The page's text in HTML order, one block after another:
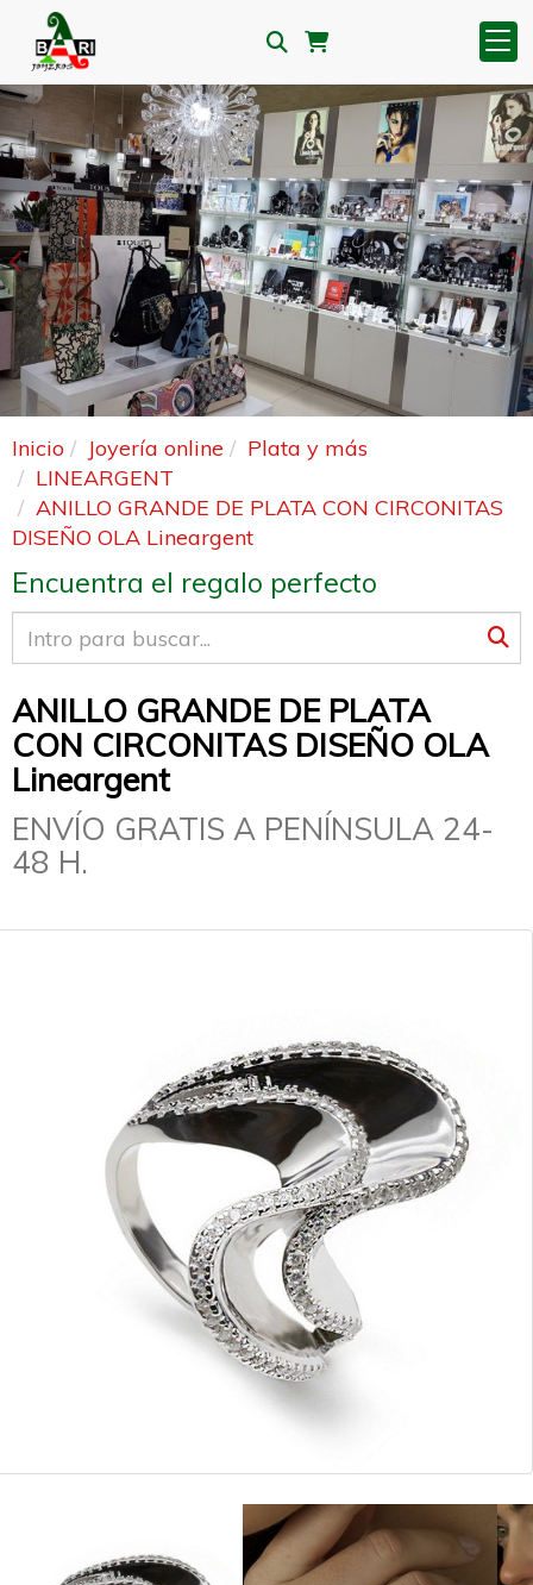
Anterior
Inicio Joyería online
Plata y más
LINEARGENT
ANILLO GRANDE DE PLATA CON CIRCONITAS
DISEÑO OLA Lineargent
Encuentra el regalo perfecto
ANILLO GRANDE DE PLATA
CON CIRCONITAS DISEÑO OLA
Lineargent
ENVÍO GRATIS A PENÍNSULA 24-
48 H.